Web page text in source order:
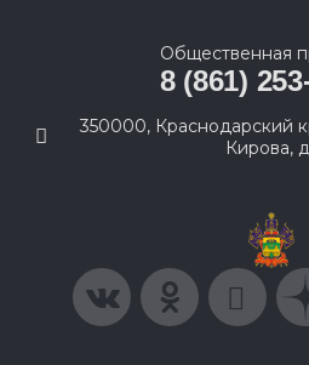
Общественная
8 (861)
350000, Краснодарский
Кирова,